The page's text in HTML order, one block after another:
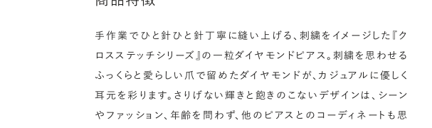
手作業でひと針ひと針丁寧に縫い上げる、刺繍をイメージした『ク
ロスステッチシリーズ』の一粒ダイヤモンドピアス。刺繍を思わせる
ふっくらと愛らしい爪で留めたダイヤモンドが、カジュアルに優しく
耳元を彩ります。さりげない輝きと飽きのこないデザインは、シーン
やファッション、年齢を問わず、他のピアスとのコーディネートも思